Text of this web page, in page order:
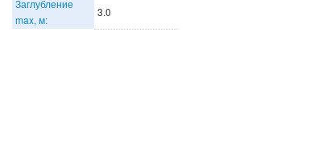
Заглубление
max, м:
3.0